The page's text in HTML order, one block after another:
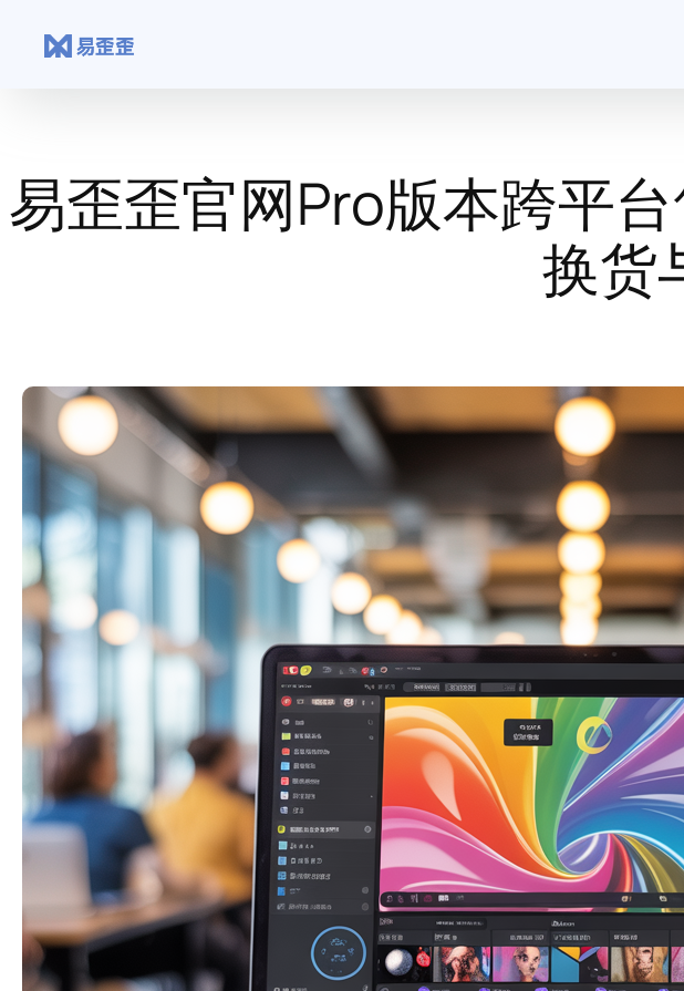
易歪歪官网Pro版本跨平
换货